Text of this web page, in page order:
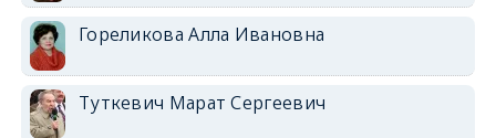
Гореликова Алла Ивановна
Туткевич Марат Сергеевич